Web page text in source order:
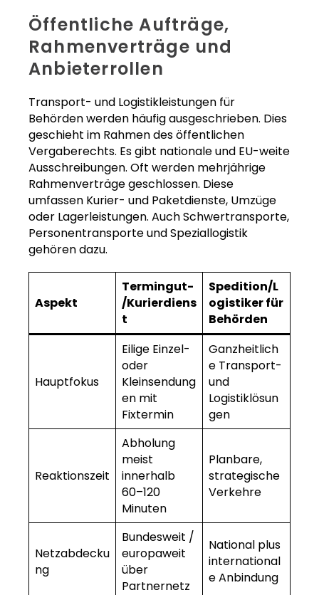
Öffentliche Aufträge,
Rahmenverträge und
Anbieterrollen
Transport- und Logistikleistungen für
Behörden werden häufig ausgeschrieben. Dies
geschieht im Rahmen des öffentlichen
Vergaberechts. Es gibt nationale und EU-weite
Ausschreibungen. Oft werden mehrjährige
Rahmenverträge geschlossen. Diese
umfassen Kurier- und Paketdienste, Umzüge
oder Lagerleistungen. Auch Schwertransporte,
Personentransporte und Speziallogistik
gehören dazu.
Aspekt
Termingut-
/Kurierdiens
t
Spedition/L
ogistiker für
Behörden
Hauptfokus
Eilige Einzel-
oder
Kleinsendung
en mit
Fixtermin
Ganzheitlich
e Transport-
und
Logistiklösun
gen
Reaktionszeit
Abholung
meist
innerhalb
60–120
Minuten
Planbare,
strategische
Verkehre
Netzabdecku
ng
Bundesweit /
europaweit
über
Partnernetz
National plus
international
e Anbindung